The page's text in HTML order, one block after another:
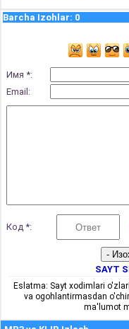
Barcha Izohlar: 0
Имя *:
Email:
Код *:
SAYT
Eslatma: Sayt xodimlari
va ogohlantirmasdan
ma'lumot